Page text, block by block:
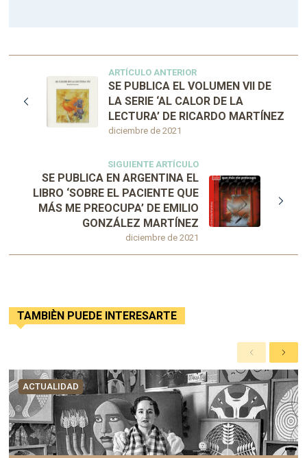
ARTÍCULO ANTERIOR
diciembre de 2021
SE PUBLICA EL VOLUMEN VII DE
LA SERIE ‘AL CALOR DE LA
LECTURA’ DE RICARDO MARTÍNEZ
SIGUIENTE ARTÍCULO
diciembre de 2021
SE PUBLICA EN ARGENTINA EL
LIBRO ‘SOBRE EL PACIENTE QUE
MÁS ME PREOCUPA’ DE EMILIO
GONZÁLEZ MARTÍNEZ
TAMBIÈN PUEDE INTERESARTE
A
n
t
e
r
i
o
r
S
i
g
u
i
e
n
t
ACTUALIDAD